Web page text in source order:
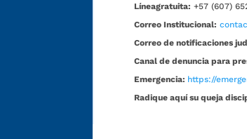
Líneagratuita: +57 (607)
Correo Institucional:
Correo de notificaciones
Canal de denuncia para
Emergencia: https://
Radique aquí su queja